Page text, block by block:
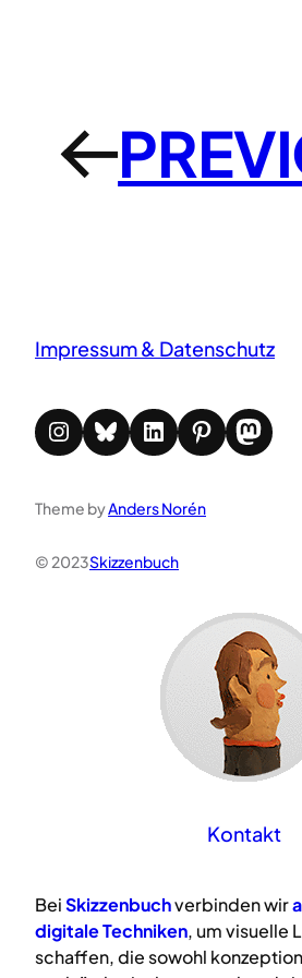
←
Impressum & Datenschutz
Instagram Bluesky LinkedIn Pinterest Mastodon
Theme byAnders Norén
© 2023Skizzenbuch
Kontakt
BeiSkizzenbuchverbinden wir
digitaleTechniken, um visuelle
schaffen, die sowohl